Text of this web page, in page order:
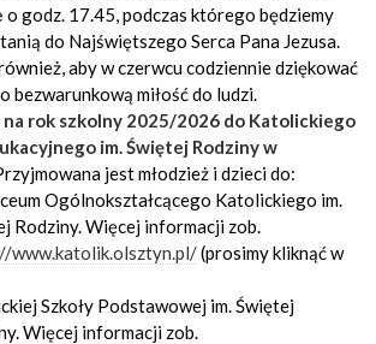
o godz. 17.45, podczas którego będziemy
do Najświętszego Serca Pana Jezusa.
aby w czerwcu codziennie dziękować
bezwarunkową miłość do ludzi.
na rok szkolny 2025/2026 do Katolickiego
im. Świętej Rodziny w
jest młodzież i dzieci do:
Ogólnokształcącego Katolickiego im.
Rodziny. Więcej informacji zob.
www.katolik.olsztyn.pl/(prosimy kliknąć w
Szkoły Podstawowej im. Świętej
Więcej informacji zob.